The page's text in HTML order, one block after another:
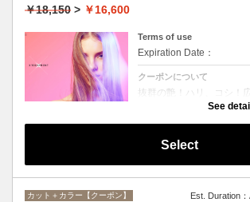
￥18,150 > ￥16,600
Terms of use
Expiration Date：
クーポンについて
抜群の艶！ハリ、コシ！
る！どんなに傷んだ髪も
See
Select
カット＋カラー【クーポン】 Est. Duration